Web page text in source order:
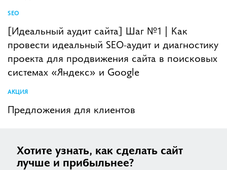
SEO
[Идеальный аудит сайта] Шаг №1 | Как
провести идеальный SEO-аудит и диагностику
проекта для продвижения сайта в поисковых
системах «Яндекс» и Google
АКЦИЯ
Предложения для клиентов
Хотите узнать, как сделать сайт
лучше и прибыльнее?